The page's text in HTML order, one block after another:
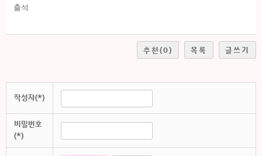
출석
추천(0) 목록 글쓰기
작성자(*)
비밀번호
(*)